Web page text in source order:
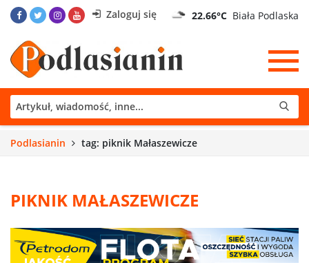
Zaloguj się 22.66°C Biała Podlaska
Podlasianin tag: piknik Małaszewicze
PIKNIK MAŁASZEWICZE